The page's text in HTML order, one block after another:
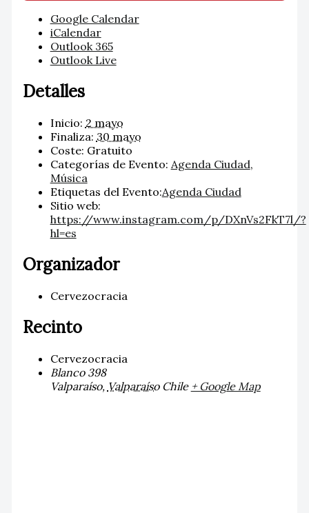
Google Calendar
iCalendar
Outlook 365
Outlook Live
Detalles
Inicio: 2 mayo
Finaliza: 30 mayo
Coste: Gratuito
Categorías de Evento: Agenda Ciudad,
Música
Etiquetas del Evento:Agenda Ciudad
Sitio web:
https://www.instagram.com/p/DXnVs2FkT7l/?
hl=es
Organizador
Cervezocracia
Recinto
Cervezocracia
Blanco 398
Valparaíso, Valparaíso Chile + Google Map